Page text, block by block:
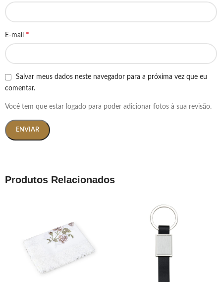
E-mail *
Salvar meus dados neste navegador para a próxima vez que eu
comentar.
Você tem que estar logado para poder adicionar fotos à sua revisão.
Produtos Relacionados